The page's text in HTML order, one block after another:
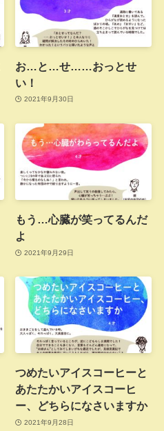
お…と…せ……おっとせ
い！
2021年9月30日
もう…心臓が笑ってるんだ
よ
2021年9月29日
つめたいアイスコーヒーと
あたたかいアイスコーヒ
ー、どちらになさいますか
2021年9月28日